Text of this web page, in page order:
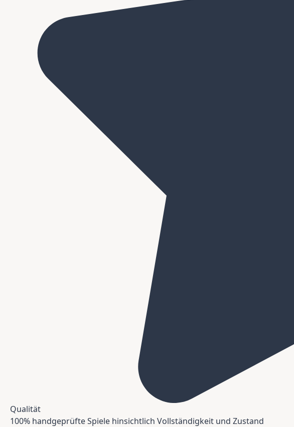
Qualität
100% handgeprüfte Spiele hinsichtlich Vollständigkeit und Zustand